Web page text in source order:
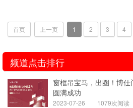
首页 上一页 1 2 3 4
频道点击排行
窗框吊宝马，出圈！博
圆满成功
2023-07-26 1079次阅读